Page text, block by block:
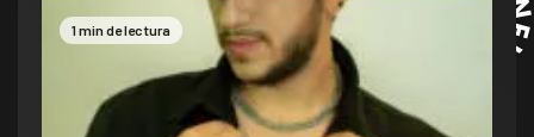
1 min de lectura